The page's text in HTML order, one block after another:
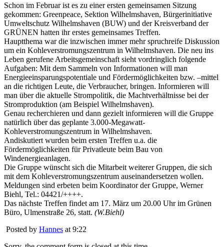
Schon im Februar ist es zu einer ersten gemeinsamen Sitzung
gekommen: Greenpeace, Sektion Wilhelmshaven, Bürgerinitiative
Umweltschutz Wilhelmshaven (BUW) und der Kreisverband der
GRÜNEN hatten ihr erstes gemeinsames Treffen.
Hauptthema war die inzwischen immer mehr spruchreife Diskussion
um ein Kohleverstromungszentrum in Wilhelmshaven. Die neu ins
Leben gerufene Arbeitsgemeinschaft sieht vordringlich folgende
Aufgaben: Mit dem Sammeln von Informationen will man
Energieeinsparungspotentiale und Fördermöglichkeiten bzw. –mittel
an die richtigen Leute, die Verbraucher, bringen. Informieren will
man über die aktuelle Strompolitik, die Machtverhältnisse bei der
Stromproduktion (am Beispiel Wilhelmshaven).
Genau recherchieren und dann gezielt informieren will die Gruppe
natürlich über das geplante 3.000-Megawatt-
Kohleverstromungszentrum in Wilhelmshaven.
Andiskutiert wurden beim ersten Treffen u.a. die
Fördermöglichkeiten für Privatleute beim Bau von
Windenergieanlagen.
Die Gruppe wünscht sich die Mitarbeit weiterer Gruppen, die sich
mit dem Kohleverstromungszentrum auseinandersetzen wollen.
Meldungen sind erbeten beim Koordinator der Gruppe, Werner
Biehl, Tel.: 04421/++++.
Das nächste Treffen findet am 17. März um 20.00 Uhr im Grünen
Büro, Ulmenstraße 26, statt. (W.Biehl)
Posted by Hannes at 9:22